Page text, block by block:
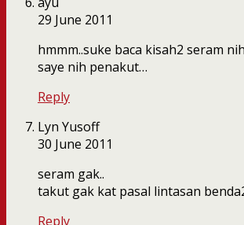
29 June 2011
hmmm..suke baca kisah2 seram
saye nih penakut…
Reply
Lyn Yusoff
30 June 2011
seram gak..
takut gak kat pasal lintasan
Reply